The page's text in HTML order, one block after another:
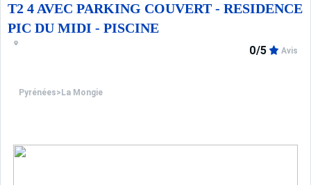
T2 4 AVEC PARKING COUVERT - RESIDENCE
PIC DU MIDI - PISCINE
Pyrénées> La Mongie
0/5 Avis